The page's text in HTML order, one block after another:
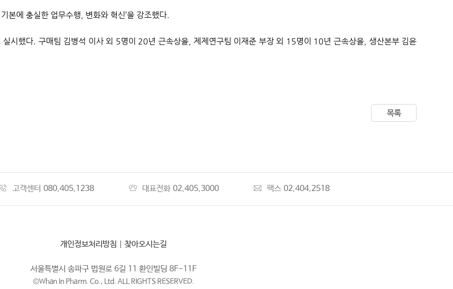
기본에 충실한 업무수행 변화와 혁신’을 강조했다.
실시했다. 구매팀 김병석 이사 외 5명이 20년 근속상을 제제연구팀 이재준 부장 외 15명이 10년 근속상을 생산본부 김윤
목록
고객센터 080.405.1238 대표전화 02.405.3000 팩스 02.404.2518
개인정보처리방침 찾아오시는길
서울특별시 송파구 법원로 6길 11 환인빌딩 8F-11F
©Whan In Pharm. Co., Ltd. ALL RIGHTS RESERVED.